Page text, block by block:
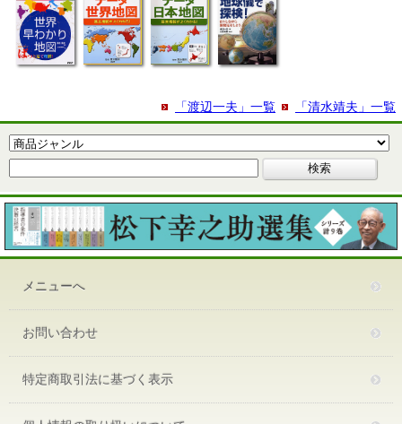
「清水靖夫」一覧
「渡辺一夫」一覧
メニューへ
お問い合わせ
特定商取引法に基づく表示